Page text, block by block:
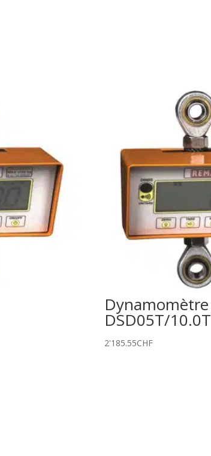
Dynamomètre
DSD05T/10.0T
2'185.55CHF